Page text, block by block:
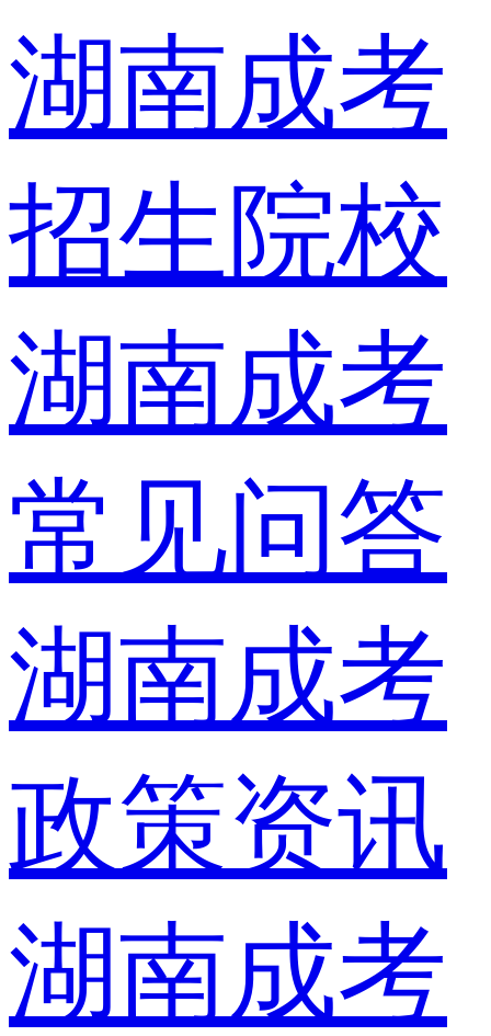
湖南成考
招生院校
湖南成考
常见问答
湖南成考
政策资讯
湖南成考